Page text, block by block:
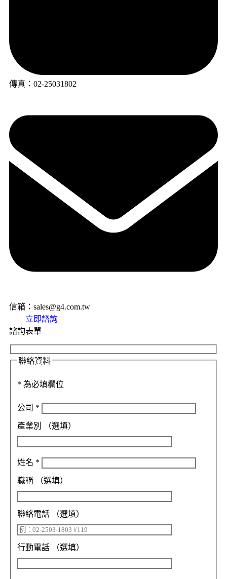
傳真：02-25031802
信箱：sales@g4.com.tw
立即諮詢
諮詢表單
聯絡資料
* 為必填欄位
公司 *
產業別 （選填）
姓名 *
職稱 （選填）
聯絡電話 （選填）
行動電話 （選填）